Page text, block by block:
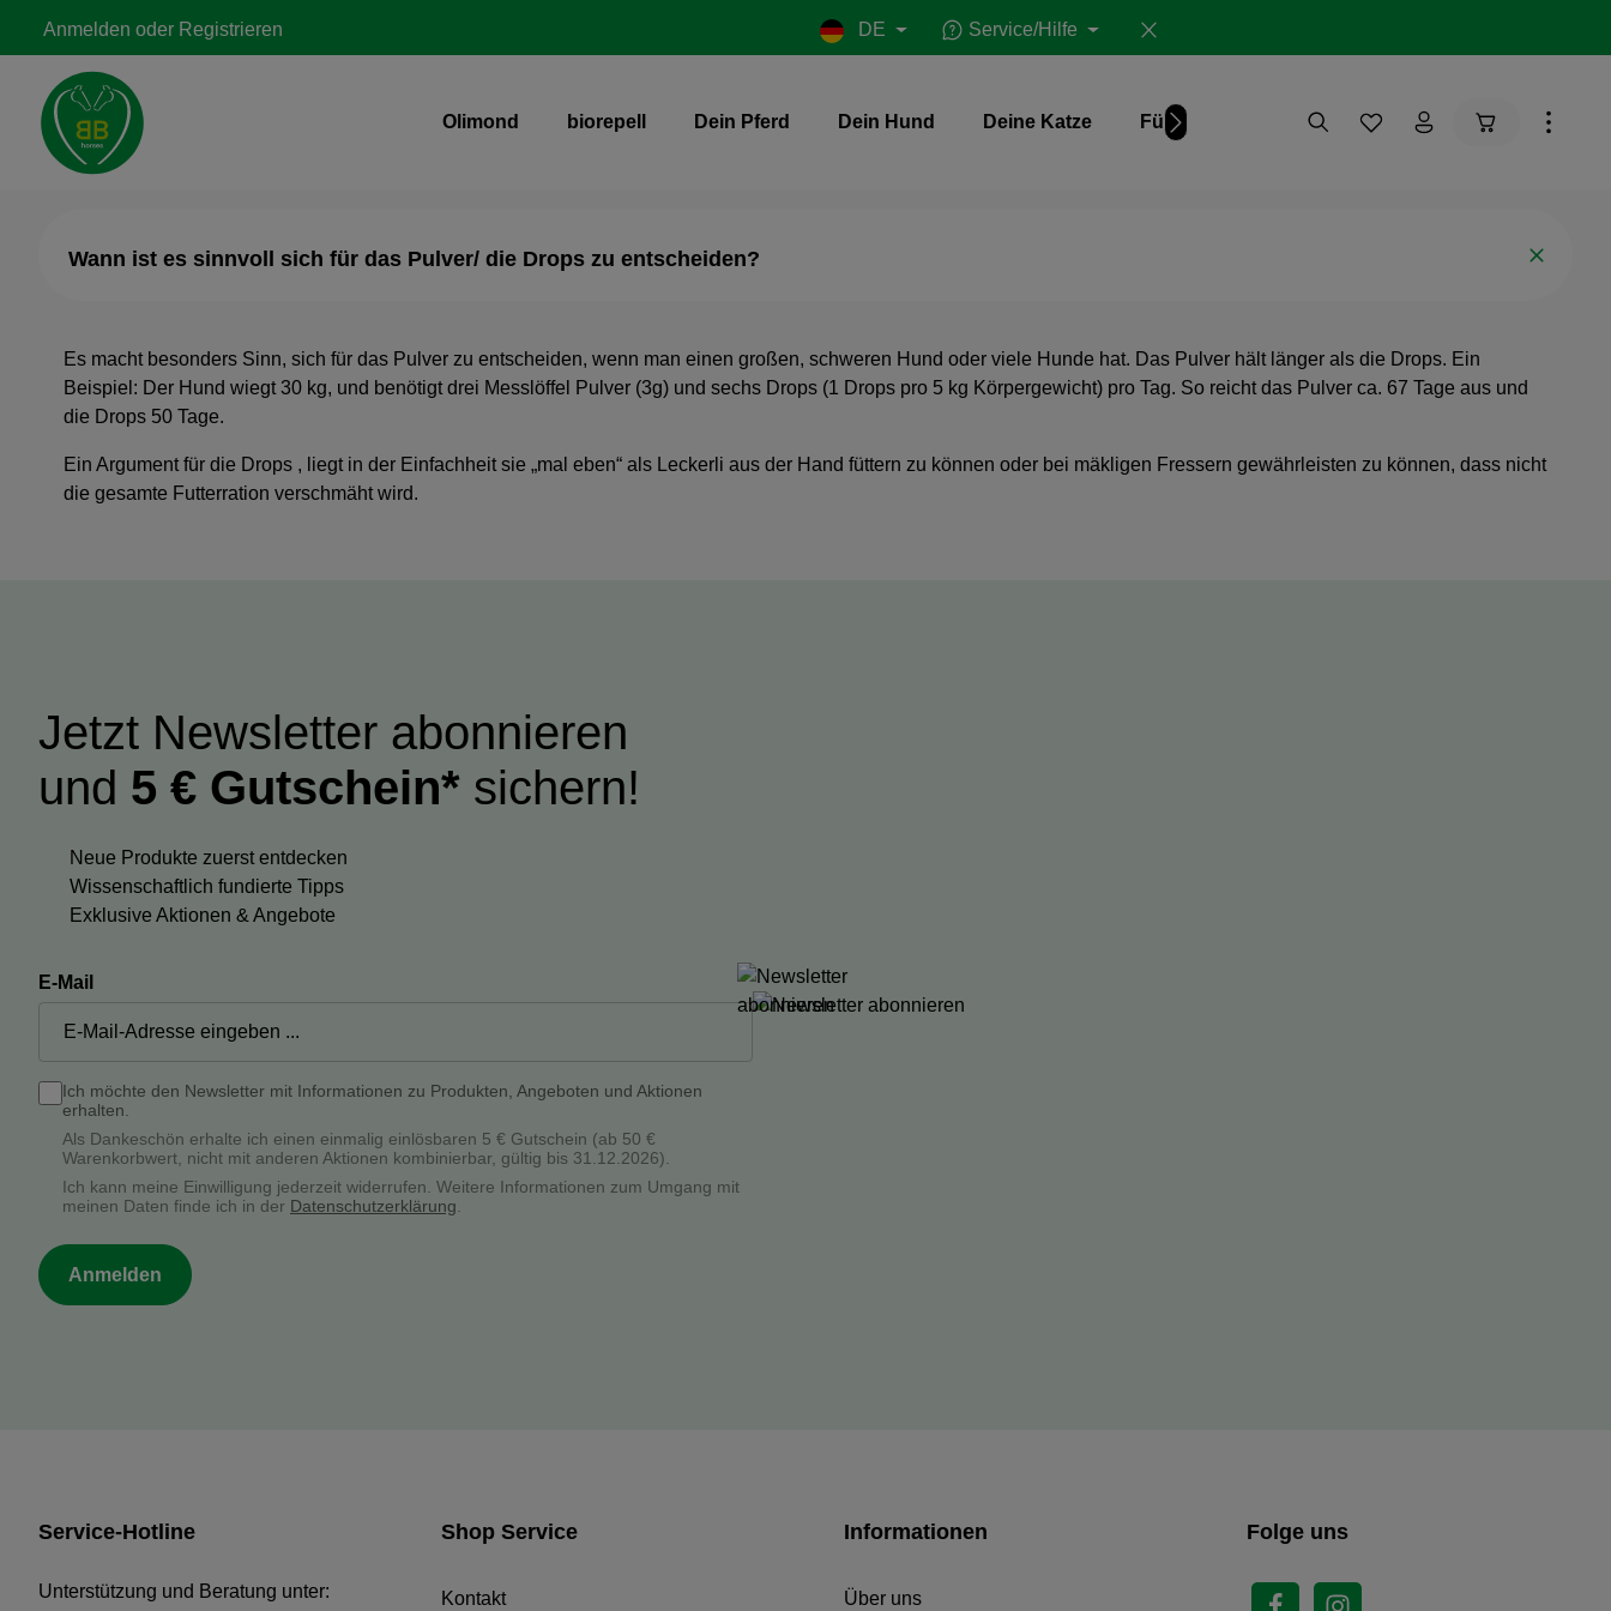
Hauptnavigation springen
Anmelden oder Registrieren DE Service/Hilfe
Olimond biorepell Dein Pferd Dein Hund Deine Katze Für Dich Studien
Warenkorb
Wann ist es sinnvoll sich für das Pulver/ die Drops zu entscheiden?
Es macht besonders Sinn, sich für das Pulver zu entscheiden, wenn man einen großen, schweren Hund oder viele Hunde hat. Das Pulver hält länger als die Drops. Ein
Beispiel: Der Hund wiegt 30 kg, und benötigt drei Messlöffel Pulver (3g) und sechs Drops (1 Drops pro 5 kg Körpergewicht) pro Tag. So reicht das Pulver ca. 67 Tage aus und
die Drops 50 Tage.
Ein Argument für die Drops , liegt in der Einfachheit sie „mal eben“ als Leckerli aus der Hand füttern zu können oder bei mäkligen Fressern gewährleisten zu können, dass nicht
die gesamte Futterration verschmäht wird.
Jetzt Newsletter abonnieren
und 5 € Gutschein* sichern!
Neue Produkte zuerst entdecken
Wissenschaftlich fundierte Tipps
Exklusive Aktionen & Angebote
E-Mail
Ich möchte den Newsletter mit Informationen zu Produkten, Angeboten und Aktionen
erhalten.
Als Dankeschön erhalte ich einen einmalig einlösbaren 5 € Gutschein (ab 50 €
Warenkorbwert, nicht mit anderen Aktionen kombinierbar, gültig bis 31.12.2026).
Ich kann meine Einwilligung jederzeit widerrufen. Weitere Informationen zum Umgang mit
meinen Daten finde ich in der Datenschutzerklärung.
Anmelden
Service-Hotline
Unterstützung und Beratung unter:
Shop Service
Kontakt
Informationen
Über uns
Folge uns